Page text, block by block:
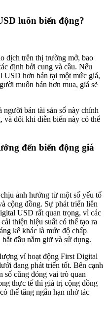
luôn biến động?
dịch trên thị trường mở, bao
định bởi cung và cầu. Nếu
USD hơn bán tại một mức giá,
muốn bán hơn mua, giá sẽ
bán tài sản số này chính
và đôi khi diễn biến này có thể
đến biến động giá
ảnh hưởng từ một số yếu tố
cộng đồng. Sự phát triển liên
USD rất quan trọng, vì các
thiện hiệu suất có thể tạo ra
kể khác là mức độ chấp
đầu nắm giữ và sử dụng.
ví hoạt động First Digital
đang phát triển tốt. Bên cạnh
số cũng đóng vai trò quan
thực tế thì giá trị cộng đồng
thể tăng ngắn hạn nhờ tác